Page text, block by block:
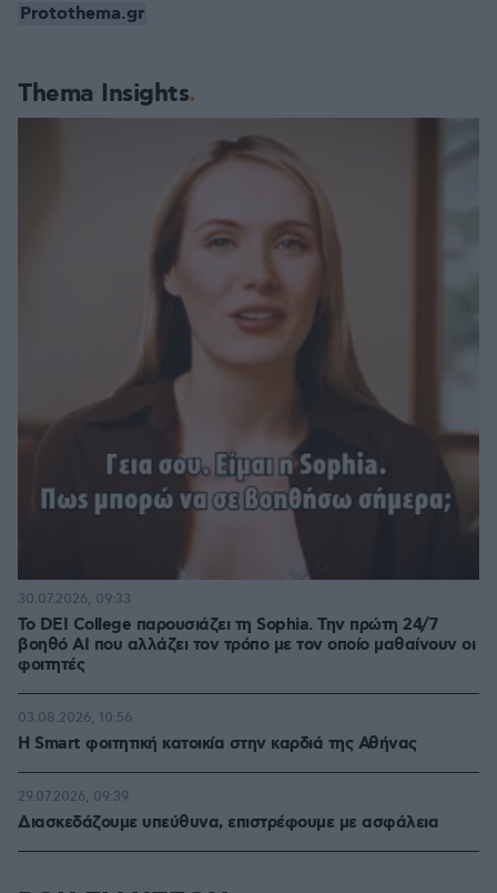
Thema Insights
Το DEI College παρουσιάζει τη Sophia. Την πρώτη 24/7
βοηθό AI που αλλάζει τον τρόπο με τον οποίο μαθαίνουν οι
φοιτητές
30.07.2026, 09:33
Η Smart φοιτητική κατοικία στην καρδιά της Αθήνας
03.08.2026, 10:56
Διασκεδάζουμε υπεύθυνα, επιστρέφουμε με ασφάλεια
29.07.2026, 09:39
Protothema.gr